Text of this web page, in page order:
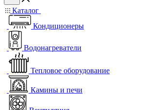
Каталог
Кондиционеры
Водонагреватели
Тепловое оборудование
Камины и печи